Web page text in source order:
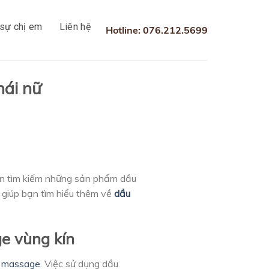
chị em Liên hệ Hotline: 076.212.5699
nữ
tìm kiếm những sản phẩm dầu
bạn tìm hiểu thêm về dầu
vùng kín
massage . Việc sử dụng dầu